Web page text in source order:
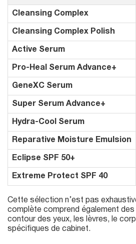
Cleansing Complex
Cleansing Complex Polish
Active Serum
Pro-Heal Serum Advance+
GeneXC Serum
Super Serum Advance+
Hydra-Cool Serum
Reparative Moisture Emulsion
Eclipse SPF 50+
Extreme Protect SPF 40
Cette sélection n’est pas
complète comprend également
contour des yeux, les lèvres, le
spécifiques de cabinet.